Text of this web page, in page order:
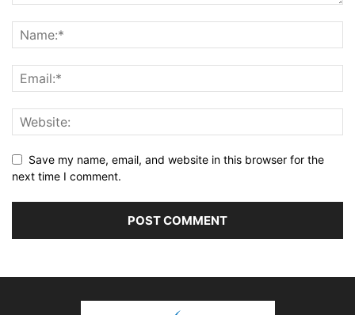
Save my name, email, and website in this browser for the
next time I comment.